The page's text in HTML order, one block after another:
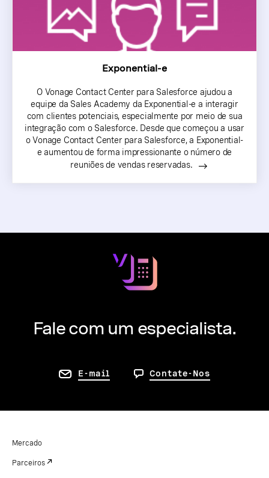
Exponential-e
O Vonage Contact Center para Salesforce ajudou a
equipe da Sales Academy da Exponential-e a interagir
com clientes potenciais, especialmente por meio de sua
integração com o Salesforce. Desde que começou a usar
o Vonage Contact Center para Salesforce, a Exponential-
e aumentou de forma impressionante o número de
reuniões de vendas reservadas.
Fale com um especialista.
E-mail Contate-Nos
Mercado
Parceiros